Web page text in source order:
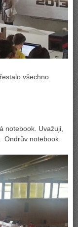
všechno
notebook. Uvažuji,
Ondrův notebook